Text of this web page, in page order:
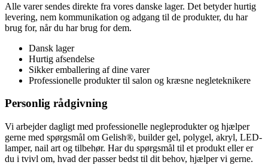
Alle varer sendes direkte fra vores danske lager. Det betyder hurtig
levering, nem kommunikation og adgang til de produkter, du har
brug for, når du har brug for dem.
Dansk lager
Hurtig afsendelse
Sikker emballering af dine varer
Professionelle produkter til salon og kræsne negleteknikere
Personlig rådgivning
Vi arbejder dagligt med professionelle negleprodukter og hjælper
gerne med spørgsmål om Gelish®, builder gel, polygel, akryl, LED-
lamper, nail art og tilbehør. Har du spørgsmål til et produkt eller er
du i tvivl om, hvad der passer bedst til dit behov, hjælper vi gerne.